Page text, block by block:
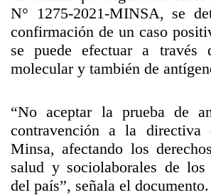
N° 1275-2021-MINSA, se
confirmación de un caso
se puede efectuar a través
molecular y también de
“No aceptar la prueba de
contravención a la
Minsa, afectando los
salud y sociolaborales de los
del país”, señala el documento.